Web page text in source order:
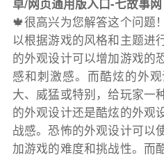
卓/网页通用版入口-七故事网
🍁很高兴为您解答这个问题
以根据游戏的风格和主题进
的外观设计可以增加游戏的
感和刺激感。而酷炫的外
大、威猛或特别，给玩家一
的外观设计还是酷炫的外观
战感。恐怖的外观设计可以
加游戏的难度和挑战性。而